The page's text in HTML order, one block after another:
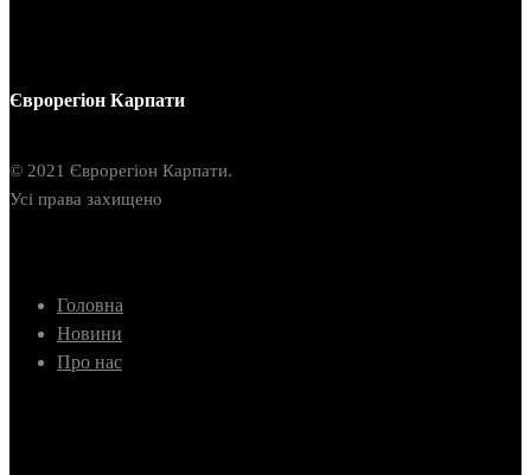
Єврорегіон Карпати
© 2021 Єврорегіон Карпати.
Усі права захищено
Головна
Новини
Про нас